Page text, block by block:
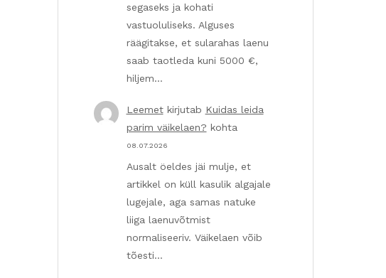
segaseks ja kohati
vastuoluliseks. Alguses
räägitakse, et sularahas laenu
saab taotleda kuni 5000 €,
hiljem…
Leemetkirjutab Kuidas leida
parim väikelaen? kohta
08.07.2026
Ausalt öeldes jäi mulje, et
artikkel on küll kasulik algajale
lugejale, aga samas natuke
liiga laenuvõtmist
normaliseeriv. Väikelaen võib
tõesti…